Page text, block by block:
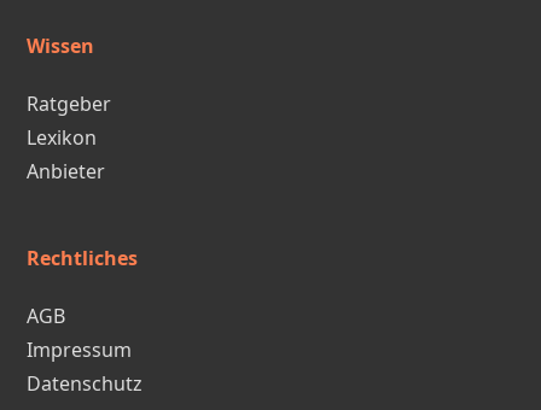
Wissen
Ratgeber
Lexikon
Anbieter
Rechtliches
AGB
Impressum
Datenschutz